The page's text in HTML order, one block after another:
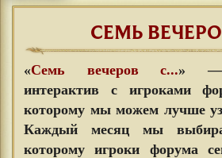
СЕМЬ
«Семь вечеров с...» —
интерактив с игроками
которому мы можем лучше
Каждый месяц мы
которому игроки форума